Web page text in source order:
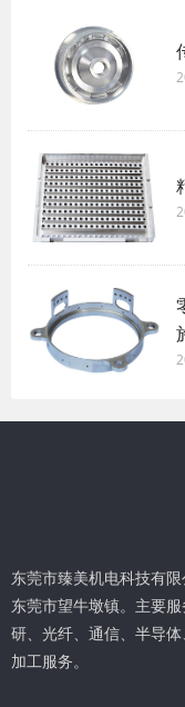
东莞市臻美机电科技有
东莞市望牛墩镇。主要
研、光纤、通信、半导
加工服务。